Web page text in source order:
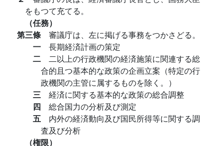
をもつて充てる。
（任務）
第三條 審議庁は、左に掲げる事務をつかさどる。
一 長期経済計画の策定
二 二以上の行政機関の経済施策に関連する総
合的且つ基本的な政策の企画立案（特定の行
政機関の主管に属するものを除く。）
三 経済に関する基本的な政策の総合調整
四 総合国力の分析及び測定
五 内外の経済動向及び国民所得等に関する調
査及び分析
（権限）